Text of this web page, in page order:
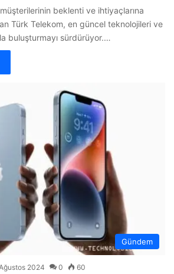
beklenti ve ihtiyaçlarına
Türk Telekom, en güncel teknolojileri ve
buluşturmayı sürdürüyor.…
Gündem
2024 0 60